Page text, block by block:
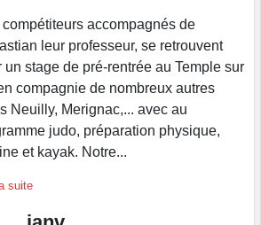
compétiteurs accompagnés de
leur professeur, se retrouvent
un stage de pré-rentrée au Temple sur
compagnie de nombreux autres
Neuilly, Merignac,... avec au
judo, préparation physique,
et kayak. Notre...
suite